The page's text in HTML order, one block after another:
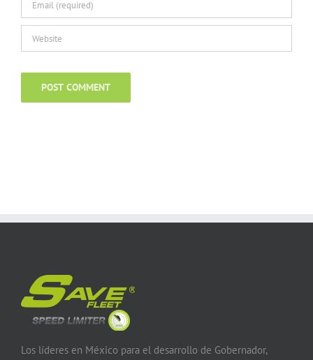
Los líderes en México para el desarrollo de Gobernador,